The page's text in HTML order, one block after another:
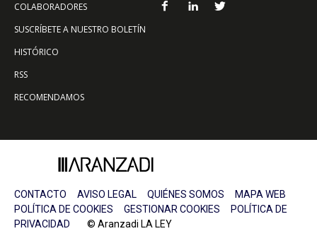
COLABORADORES
SUSCRÍBETE A NUESTRO BOLETÍN
HISTÓRICO
RSS
RECOMENDAMOS
CONTACTO AVISO LEGAL QUIÉNES SOMOS
MAPA WEB
POLÍTICA DE COOKIES
GESTIONAR COOKIES
POLÍTICA DE
PRIVACIDAD © Aranzadi LA LEY